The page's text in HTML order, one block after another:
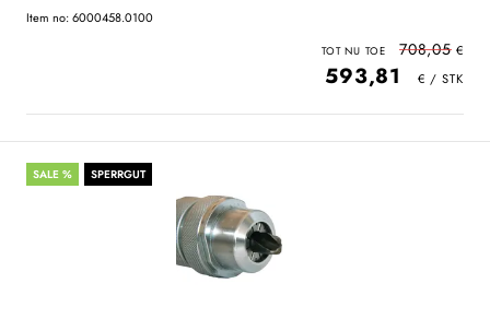
Item no: 6000458.0100
708,05
593,81
SALE % SPERRGUT